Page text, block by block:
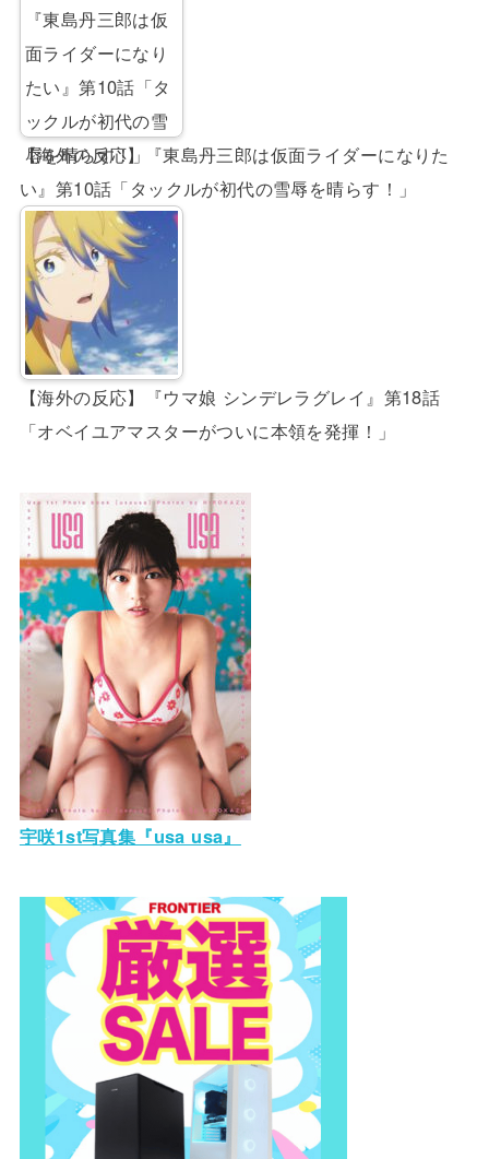
【海外の反応】『東島丹三郎は仮面ライダーになりた
い』第10話「タックルが初代の雪辱を晴らす！」
【海外の反応】『ウマ娘 シンデレラグレイ』第18話
「オベイユアマスターがついに本領を発揮！」
宇咲1st写真集『usa usa』